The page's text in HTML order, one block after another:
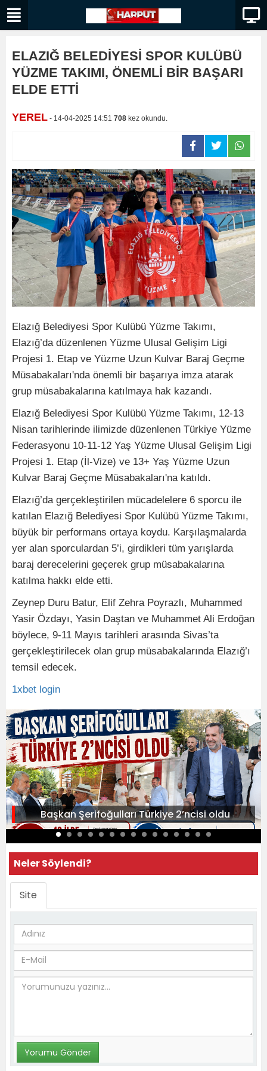
ELAZIĞ BELEDİYESİ SPOR KULÜBÜ
YÜZME TAKIMI, ÖNEMLİ BİR BAŞARI
ELDE ETTİ
YEREL - 14-04-2025 14:51 708 kez okundu.
Elazığ Belediyesi Spor Kulübü Yüzme Takımı,
Elazığ’da düzenlenen Yüzme Ulusal Gelişim Ligi
Projesi 1. Etap ve Yüzme Uzun Kulvar Baraj Geçme
Müsabakaları'nda önemli bir başarıya imza atarak
grup müsabakalarına katılmaya hak kazandı.
Elazığ Belediyesi Spor Kulübü Yüzme Takımı, 12-13
Nisan tarihlerinde ilimizde düzenlenen Türkiye Yüzme
Federasyonu 10-11-12 Yaş Yüzme Ulusal Gelişim Ligi
Projesi 1. Etap (İl-Vize) ve 13+ Yaş Yüzme Uzun
Kulvar Baraj Geçme Müsabakaları'na katıldı.
Elazığ’da gerçekleştirilen mücadelelere 6 sporcu ile
katılan Elazığ Belediyesi Spor Kulübü Yüzme Takımı,
büyük bir performans ortaya koydu. Karşılaşmalarda
yer alan sporculardan 5’i, girdikleri tüm yarışlarda
baraj derecelerini geçerek grup müsabakalarına
katılma hakkı elde etti.
Zeynep Duru Batur, Elif Zehra Poyrazlı, Muhammed
Yasir Özdayı, Yasin Daştan ve Muhammet Ali Erdoğan
böylece, 9-11 Mayıs tarihleri arasında Sivas’ta
gerçekleştirilecek olan grup müsabakalarında Elazığ’ı
temsil edecek.
1xbet login
Başkan Şerifoğulları Türkiye 2’ncisi oldu
Neler Söylendi?
Site